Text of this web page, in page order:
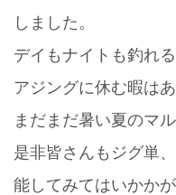
しました。
デイもナイトも釣れ
アジングに休む暇は
まだまだ暑い夏のマル
是非皆さんもジグ単
能してみてはいかかが